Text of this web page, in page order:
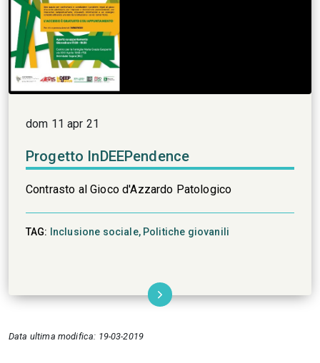
dom 11 apr 21
Progetto InDEEPendence
Contrasto al Gioco d'Azzardo Patologico
TAG: Inclusione sociale, Politiche giovanili
Data ultima modifica: 19-03-2019